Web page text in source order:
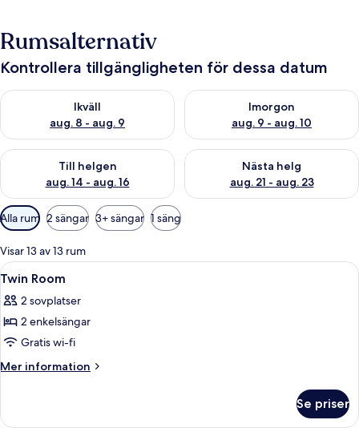
Rumsalternativ
Kontrollera tillgängligheten för dessa datum
Ikväll
aug. 8 - aug. 9
Kontrollera tillgängligheten för ikväll aug. 8 - aug. 9
Imorgon
aug. 9 - aug. 10
Kontrollera tillgängligheten
Till helgen
aug. 14 - aug. 16
Kontrollera tillgängligheten för den här helgen aug. 14 - aug.
Nästa helg
aug. 21 - aug. 23
Kontrollera tillgängligheten
Tillgängliga
filter
för
rum
Alla rum 2 sängar 3+ sängar 1 säng
Visar 13 av 13 rum
Öppna
alla
foton
för
Twin
Room
Arbetsyta för laptop, gratis wi-fi,
1
Twin Room
2 sovplatser
2 enkelsängar
Gratis wi-fi
Mer information
Mer
Room
Se priser